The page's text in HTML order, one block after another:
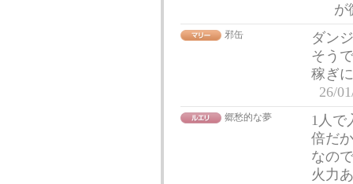
が
邪缶
ダン
そう
稼ぎ
26/
郷愁的な夢
1人で
倍だ
なの
火力